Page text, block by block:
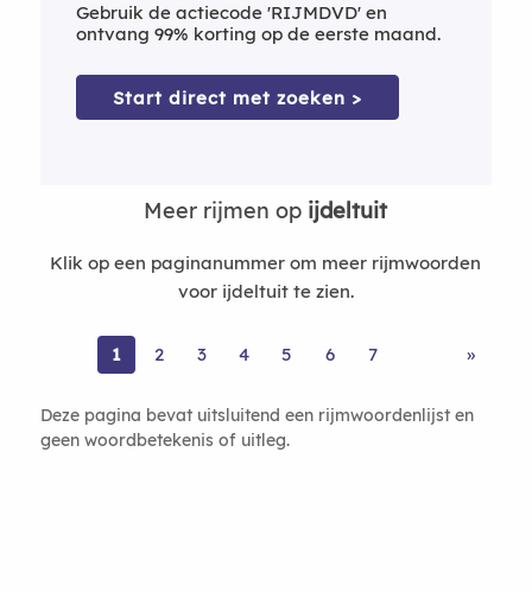
Gebruik de actiecode 'RIJMDVD' en
ontvang 99% korting op de eerste maand.
Start direct met zoeken >
Meer rijmen op ijdeltuit
Klik op een paginanummer om meer rijmwoorden
voor ijdeltuit te zien.
1 2 3 4 5 6 7 »
Deze pagina bevat uitsluitend een rijmwoordenlijst en
geen woordbetekenis of uitleg.